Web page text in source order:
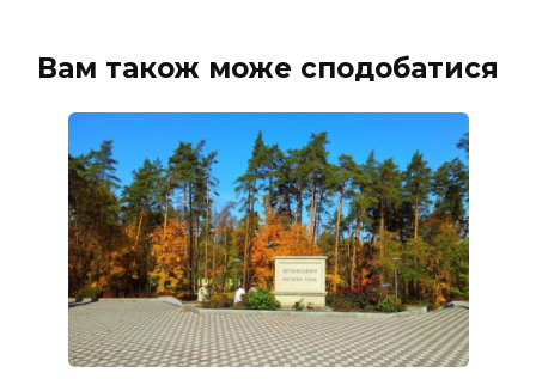
Вам також може сподобатися